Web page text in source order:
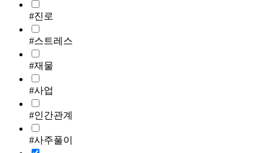
#진로
#스트레스
#재물
#사업
#인간관계
#사주풀이